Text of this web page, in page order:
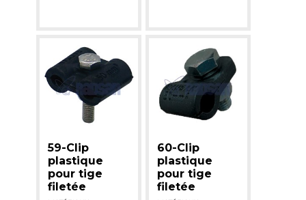
59-Clip
plastique
pour tige
filetée
60-Clip
plastique
pour tige
filetée